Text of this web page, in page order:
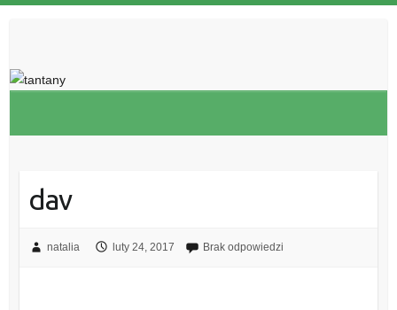
dav
natalia luty 24, 2017 Brak odpowiedzi